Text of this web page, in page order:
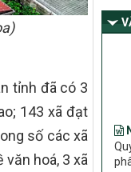
tỉnh đã có 3
143 xã đạt
số các xã
hoá, 3 xã
Chỉ